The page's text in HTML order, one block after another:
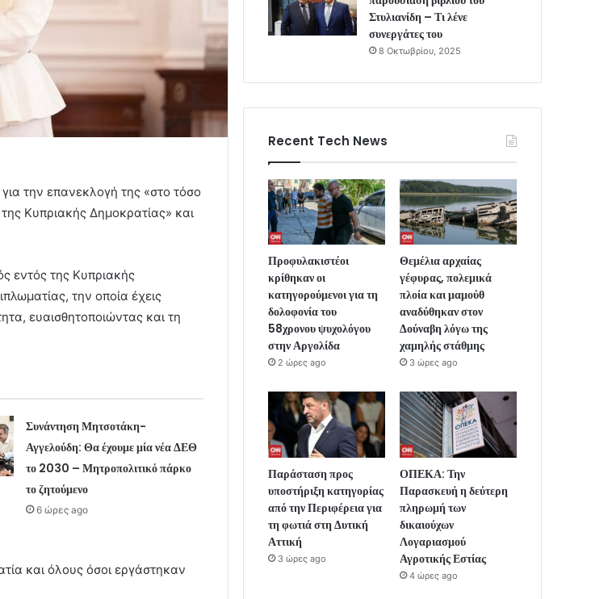
την επανεκλογή της «στο τόσο
Κυπριακής Δημοκρατίας» και
εντός της Κυπριακής
την οποία έχεις
ευαισθητοποιώντας και τη
Συνάντηση Μητσοτάκη-
Αγγελούδη: Θα έχουμε μία νέα ΔΕΘ
το 2030 – Μητροπολιτικό πάρκο
το ζητούμενο
6 ώρες ago
και όλους όσοι εργάστηκαν
Στυλιανίδη – Τι λένε
συνεργάτες του
8 Οκτωβρίου, 2025
Recent Tech News
Προφυλακιστέοι
κρίθηκαν οι
κατηγορούμενοι για τη
δολοφονία του
58χρονου ψυχολόγου
στην Αργολίδα
2 ώρες ago
Θεμέλια αρχαίας
γέφυρας, πολεμικά
πλοία και μαμούθ
αναδύθηκαν στον
Δούναβη λόγω της
χαμηλής στάθμης
3 ώρες ago
Παράσταση προς
υποστήριξη κατηγορίας
από την Περιφέρεια για
τη φωτιά στη Δυτική
Αττική
3 ώρες ago
ΟΠΕΚΑ: Την
Παρασκευή η δεύτερη
πληρωμή των
δικαιούχων
Λογαριασμού
Αγροτικής Εστίας
4 ώρες ago